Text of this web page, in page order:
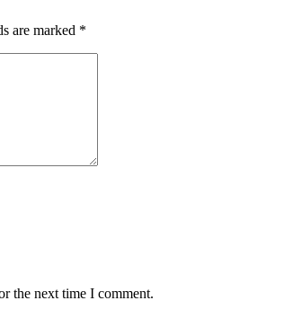
are marked *
the next time I comment.